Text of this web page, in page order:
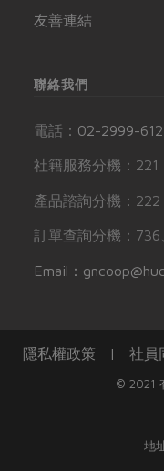
友善連結
聯絡我們
電話： 02-2999-
社籍服務分機：221
產品諮詢分機：222
訂單查詢分機：736
Email：
隱私權政策 | 社員
© 2021
地